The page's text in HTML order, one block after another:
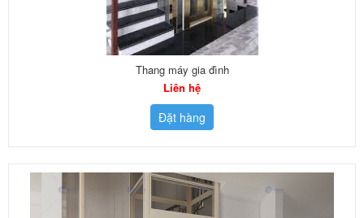
Thang máy gia đình
Liên hệ
Đặt hàng